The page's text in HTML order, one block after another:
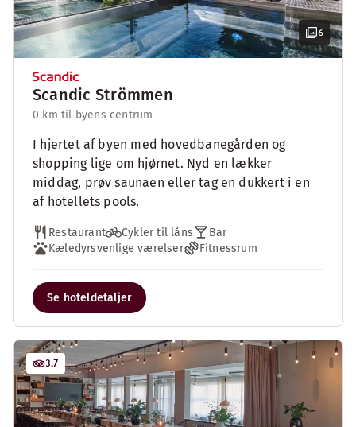
6
Scandic Strömmen
0 km til byens centrum
I hjertet af byen med hovedbanegården og
shopping lige om hjørnet. Nyd en lækker
middag, prøv saunaen eller tag en dukkert i en
af hotellets pools.
Restaurant Cykler til låns
Bar
Kæledyrsvenlige værelser
Fitnessrum
Se hoteldetaljer
3.7